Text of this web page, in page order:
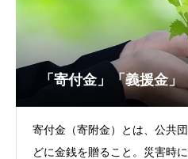
「寄付金」「義援金
寄付金（寄附金）とは、公共
どに金銭を贈ること。災害時